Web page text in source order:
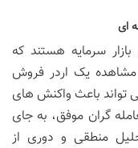
ای
سرمایه هستند که
مشاهده یک اردر فروش
تواند باعث واکنش های
گران موفق، به جای
منطقی و دوری از